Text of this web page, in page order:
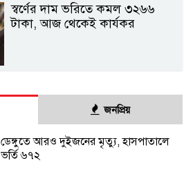
স্বর্ণের দাম ভরিতে কমল ৩২৬৬
টাকা, আজ থেকেই কার্যকর
জনপ্রিয়
ডেঙ্গুতে আরও দুইজনের মৃত্যু, হাসপাতালে
ভর্তি ৬৭২